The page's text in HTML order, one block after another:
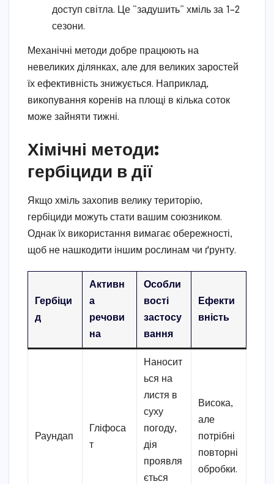
доступ світла. Це “задушить” хміль за 1–2
сезони.
Механічні методи добре працюють на
невеликих ділянках, але для великих заростей
їх ефективність знижується. Наприклад,
викопування коренів на площі в кілька соток
може зайняти тижні.
Хімічні методи:
гербіциди в дії
Якщо хміль захопив велику територію,
гербіциди можуть стати вашим союзником.
Однак їх використання вимагає обережності,
щоб не нашкодити іншим рослинам чи ґрунту.
Гербіци
д
Активн
а
речови
на
Особли
вості
застосу
вання
Ефекти
вність
Раундап
Гліфоса
т
Наносит
ься на
листя в
суху
погоду,
дія
проявля
ється
Висока,
але
потрібні
повторні
обробки.